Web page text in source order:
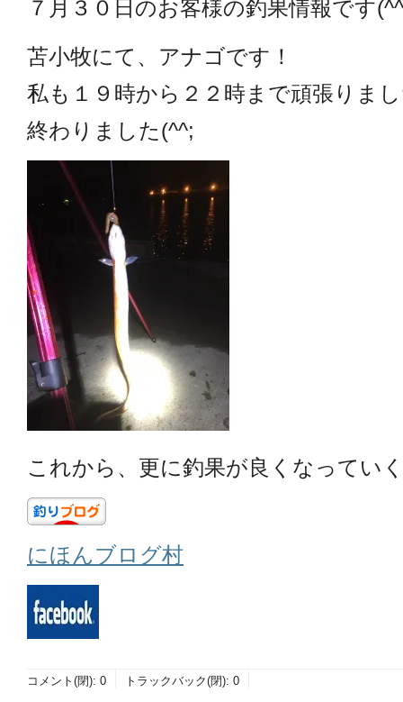
７月３０日のお客様の釣果情報です
苫小牧にて、アナゴです！
私も１９時から２２時まで頑張りま
終わりました(^^;
これから、更に釣果が良くなってい
にほんブログ村
コメント(閉): 0 トラックバック(閉): 0